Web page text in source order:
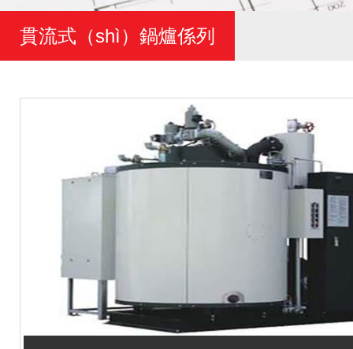
貫流式（shì）鍋爐係列